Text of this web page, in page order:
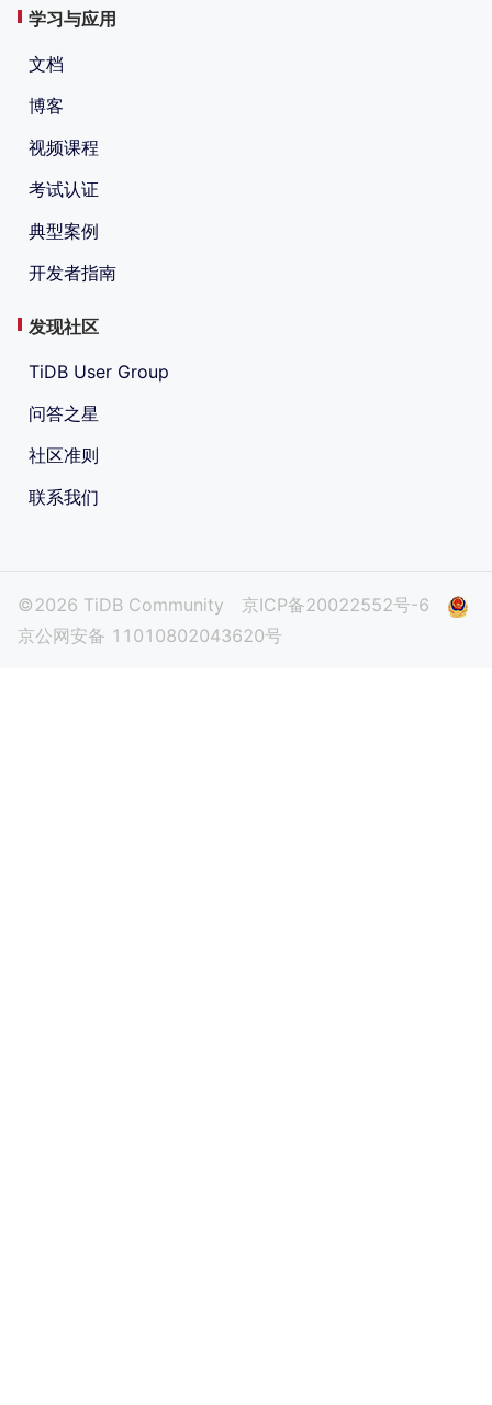
学习与应用
文档
博客
视频课程
考试认证
典型案例
开发者指南
发现社区
TiDB User Group
问答之星
社区准则
联系我们
©2026 TiDB Community
京ICP备20022552号-6
京公网安备 11010802043620号